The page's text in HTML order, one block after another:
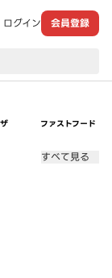
ログイン 会員登録
ファストフード
すべて見る